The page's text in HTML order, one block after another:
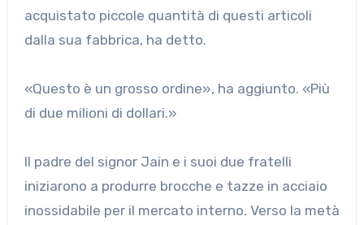
acquistato piccole quantità di questi articoli
dalla sua fabbrica, ha detto.
«Questo è un grosso ordine», ha aggiunto. «Più
di due milioni di dollari.»
Il padre del signor Jain e i suoi due fratelli
iniziarono a produrre brocche e tazze in acciaio
inossidabile per il mercato interno. Verso la metà